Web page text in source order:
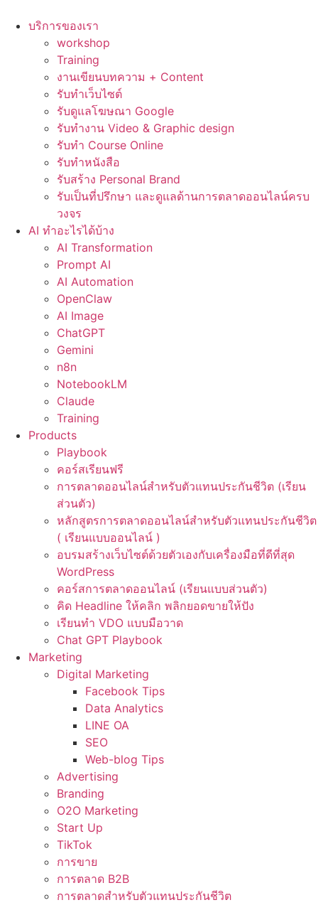
บริการของเรา
workshop
Training
งานเขียนบทความ + Content
รับทำเว็บไซต์
รับดูแลโฆษณา Google
รับทำงาน Video & Graphic design
รับทำ Course Online
รับทำหนังสือ
รับสร้าง Personal Brand
รับเป็นที่ปรึกษา และดูแลด้านการตลาดออนไลน์ครบ
วงจร
AI ทำอะไรได้บ้าง
AI Transformation
Prompt AI
AI Automation
OpenClaw
AI Image
ChatGPT
Gemini
n8n
NotebookLM
Claude
Training
Products
Playbook
คอร์สเรียนฟรี
การตลาดออนไลน์สำหรับตัวแทนประกันชีวิต (เรียน
ส่วนตัว)
หลักสูตรการตลาดออนไลน์สำหรับตัวแทนประกันชีวิต
( เรียนแบบออนไลน์ )
อบรมสร้างเว็บไซต์ด้วยตัวเองกับเครื่องมือที่ดีที่สุด
WordPress
คอร์สการตลาดออนไลน์ (เรียนแบบส่วนตัว)
คิด Headline ให้คลิก พลิกยอดขายให้ปัง
เรียนทำ VDO แบบมือวาด
Chat GPT Playbook
Marketing
Digital Marketing
Facebook Tips
Data Analytics
LINE OA
SEO
Web-blog Tips
Advertising
Branding
O2O Marketing
Start Up
TikTok
การขาย
การตลาด B2B
การตลาดสำหรับตัวแทนประกันชีวิต